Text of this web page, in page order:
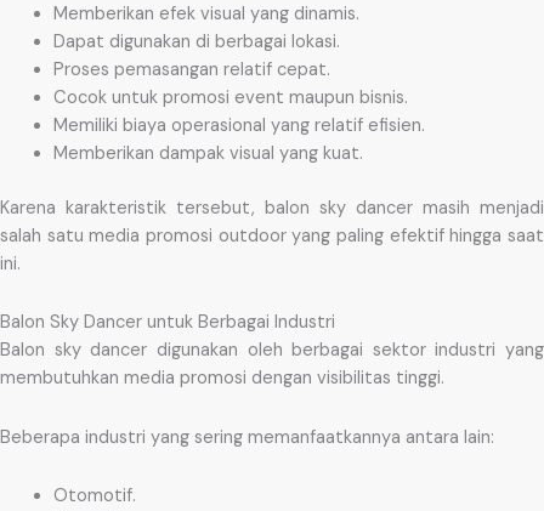
Memberikan efek visual yang dinamis.
Dapat digunakan di berbagai lokasi.
Proses pemasangan relatif cepat.
Cocok untuk promosi event maupun bisnis.
Memiliki biaya operasional yang relatif efisien.
Memberikan dampak visual yang kuat.
Karena karakteristik tersebut, balon sky dancer masih menjadi
salah satu media promosi outdoor yang paling efektif hingga saat
ini.
Balon Sky Dancer untuk Berbagai Industri
Balon sky dancer digunakan oleh berbagai sektor industri yang
membutuhkan media promosi dengan visibilitas tinggi.
Beberapa industri yang sering memanfaatkannya antara lain:
Otomotif.